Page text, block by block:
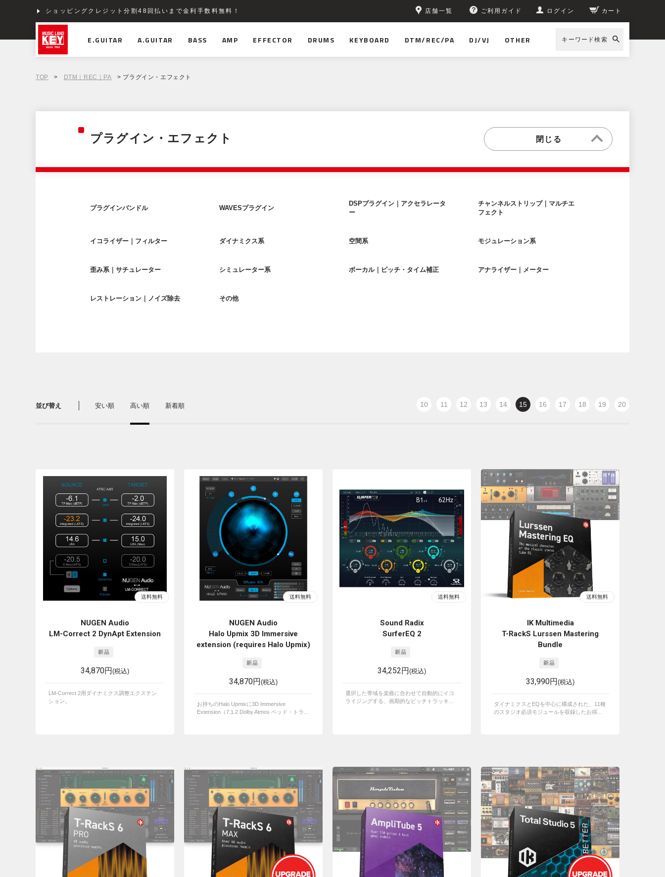
ショッピングクレジット分割48回払いまで金利手数料無料！ 店舗一覧 ご利用ガイド ログイン カート
E.GUITAR A.GUITAR BASS AMP EFFECTOR DRUMS KEYBOARD DTM/REC/PA DJ/VJ OTHER キーワード検索
TOP > DTM｜REC｜PA > プラグイン・エフェクト
プラグイン・エフェクト
プラグインバンドル WAVESプラグイン
DSPプラグイン｜アクセラレータ
ー
チャンネルストリップ｜マルチエ
フェクト
イコライザー｜フィルター ダイナミクス系 空間系 モジュレーション系
歪み系｜サチュレーター シミュレーター系 ボーカル｜ピッチ・タイム補正 アナライザー｜メーター
レストレーション｜ノイズ除去 その他
並び替え 安い順 高い順 新着順 10 11 12 13 14 15 16 17 18 19 20
NUGEN Audio
LM-Correct 2 DynApt Extension
34,870円(税込)
LM-Correct 2用ダイナミクス調整エクステン
ション。
NUGEN Audio
Halo Upmix 3D Immersive
extension (requires Halo Upmix)
34,870円(税込)
お持ちのHalo Upmixに3D Immersive
Extension（7.1.2 Dolby Atmos ベッド・トラ...
Sound Radix
SurferEQ 2
34,252円(税込)
選択した帯域を楽曲に合わせて自動的にイコ
ライジングする、画期的なピッチトラッキ...
IK Multimedia
T-RackS Lurssen Mastering
Bundle
33,990円(税込)
ダイナミクスとEQを中心に構成された、11種
のスタジオ必須モジュールを収録したお得...